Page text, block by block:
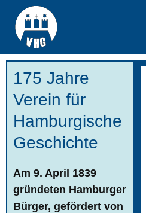
175 Jahre
Verein für
Hamburgische
Geschichte
Am 9. April 1839
gründeten Hamburger
Bürger, gefördert von